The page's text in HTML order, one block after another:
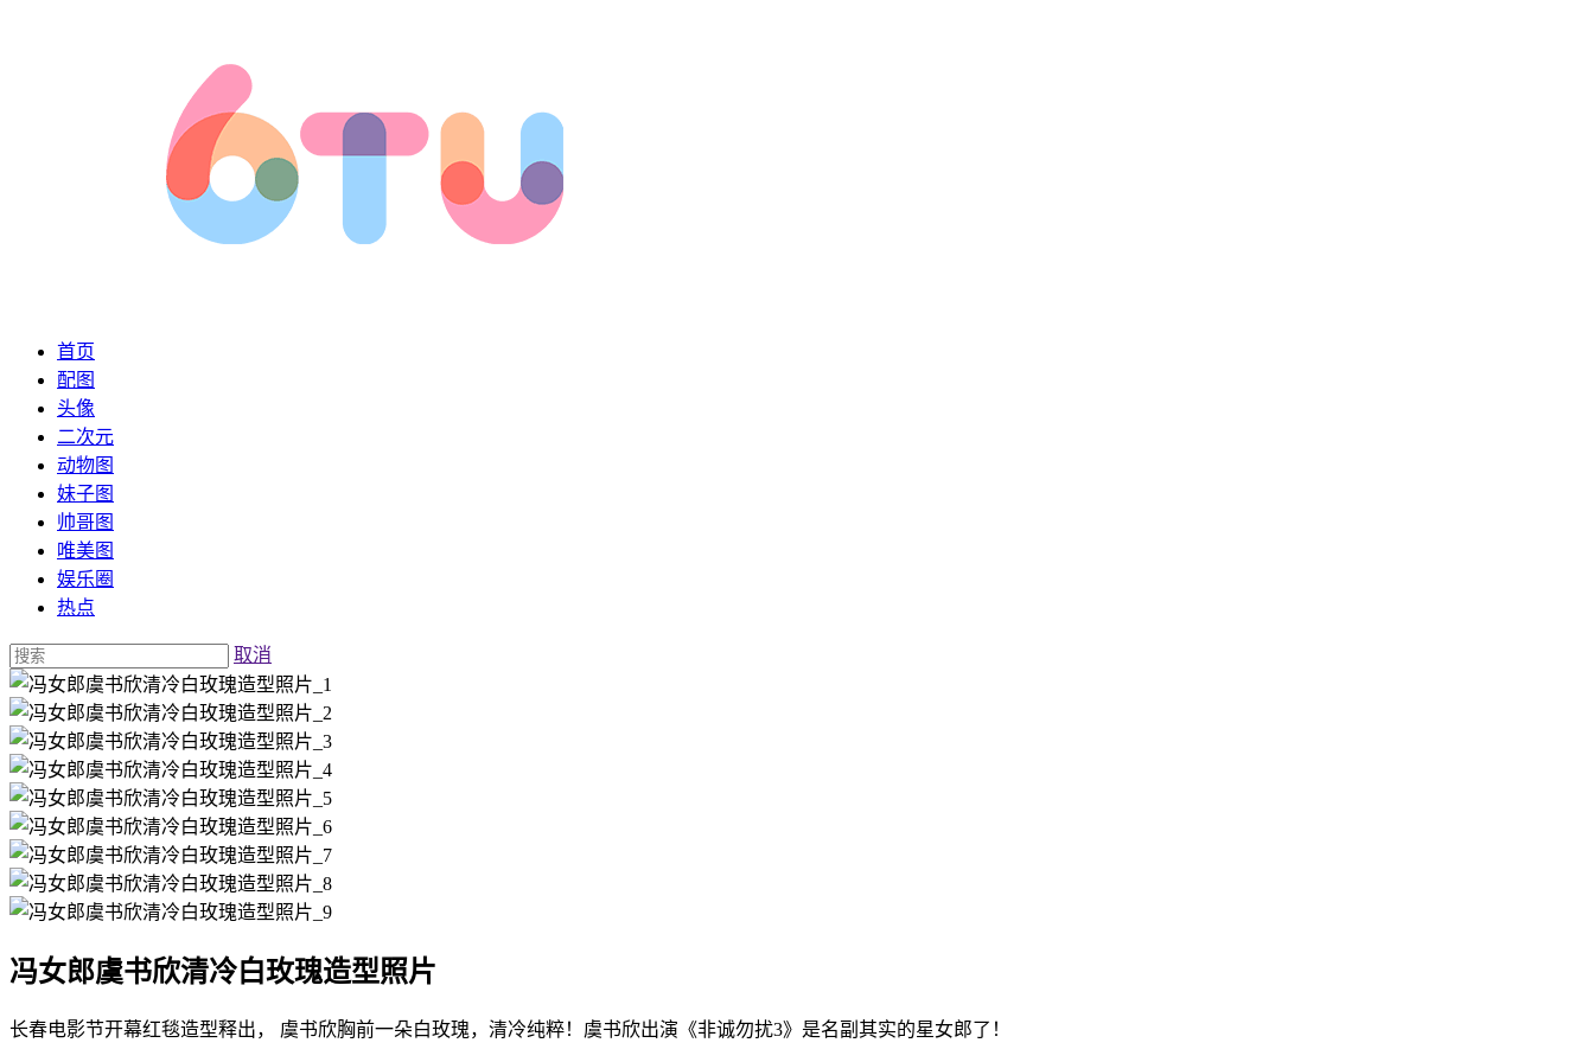
首页
配图
头像
二次元
动物图
妹子图
帅哥图
唯美图
娱乐圈
热点
取消
冯女郎虞书欣清冷白玫瑰造型照片
长春电影节开幕红毯造型释出， 虞书欣胸前一朵白玫瑰，清冷纯粹！虞书欣出演《非诚勿扰3》是名副其实的星女郎了！